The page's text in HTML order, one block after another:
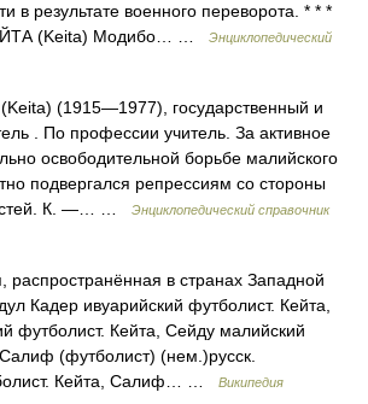
в результате военного переворота. * * *
(Keita) Модибо… …
Энциклопедический
(1915—1977), государственный и
. По профессии учитель. За активное
освободительной борьбе малийского
подвергался репрессиям со стороны
К. —… …
Энциклопедический справочник
в странах Западной
Кадер ивуарийский футболист. Кейта,
футболист. Кейта, Сейду малийский
(футболист) (нем.)русск.
Кейта, Салиф… …
Википедия